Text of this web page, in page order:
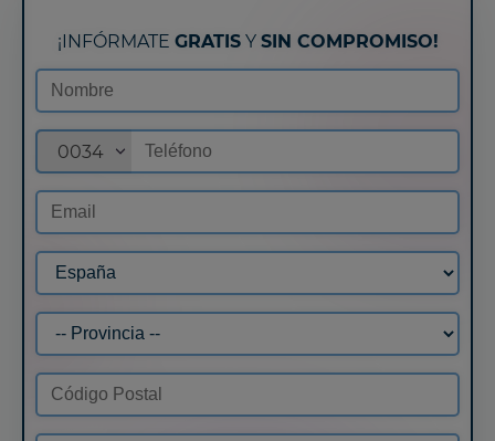
¡INFÓRMATE GRATISY SIN COMPROMISO!
0034